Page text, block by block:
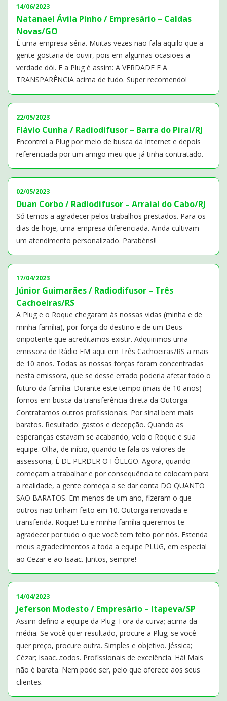
14/06/2023
Natanael Ávila Pinho / Empresário – Caldas
Novas/GO
É uma empresa séria. Muitas vezes não fala aquilo que a
gente gostaria de ouvir, pois em algumas ocasiões a
verdade dói. E a Plug é assim: A VERDADE E A
TRANSPARÊNCIA acima de tudo. Super recomendo!
22/05/2023
Flávio Cunha / Radiodifusor – Barra do Piraí/RJ
Encontrei a Plug por meio de busca da Internet e depois
referenciada por um amigo meu que já tinha contratado.
02/05/2023
Duan Corbo / Radiodifusor – Arraial do Cabo/RJ
Só temos a agradecer pelos trabalhos prestados. Para os
dias de hoje, uma empresa diferenciada. Ainda cultivam
um atendimento personalizado. Parabéns!!
17/04/2023
Júnior Guimarães / Radiodifusor – Três
Cachoeiras/RS
A Plug e o Roque chegaram às nossas vidas (minha e de
minha família), por força do destino e de um Deus
onipotente que acreditamos existir. Adquirimos uma
emissora de Rádio FM aqui em Três Cachoeiras/RS a mais
de 10 anos. Todas as nossas forças foram concentradas
nesta emissora, que se desse errado poderia afetar todo o
futuro da família. Durante este tempo (mais de 10 anos)
fomos em busca da transferência direta da Outorga.
Contratamos outros profissionais. Por sinal bem mais
baratos. Resultado: gastos e decepção. Quando as
esperanças estavam se acabando, veio o Roque e sua
equipe. Olha, de início, quando te fala os valores de
assessoria, É DE PERDER O FÔLEGO. Agora, quando
começam a trabalhar e por consequência te colocam para
a realidade, a gente começa a se dar conta DO QUANTO
SÃO BARATOS. Em menos de um ano, fizeram o que
outros não tinham feito em 10. Outorga renovada e
transferida. Roque! Eu e minha família queremos te
agradecer por tudo o que você tem feito por nós. Estenda
meus agradecimentos a toda a equipe PLUG, em especial
ao Cezar e ao Isaac. Juntos, sempre!
14/04/2023
Jeferson Modesto / Empresário – Itapeva/SP
Assim defino a equipe da Plug: Fora da curva; acima da
média. Se você quer resultado, procure a Plug; se você
quer preço, procure outra. Simples e objetivo. Jéssica;
Cézar; Isaac...todos. Profissionais de excelência. Há! Mais
não é barata. Nem pode ser, pelo que oferece aos seus
clientes.